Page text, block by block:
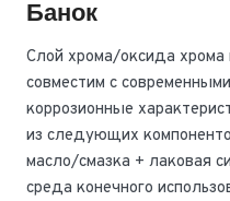
Банок
Слой хрома/оксида хрома
совместим с
коррозионные
из следующих
масло/смазка + лаковая
среда конечного